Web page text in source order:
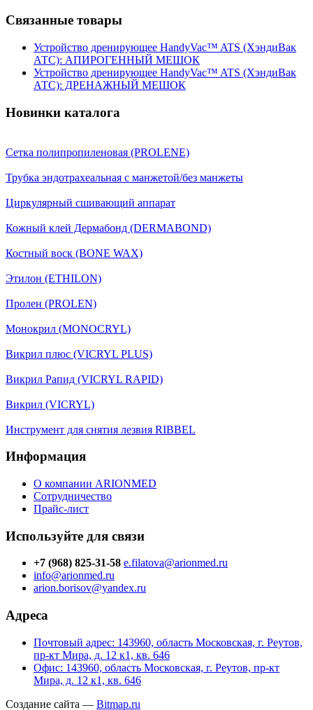
Связанные товары
Устройство дренирующее HandyVac™ ATS (ХэндиВак
АТС): АПИРОГЕННЫЙ МЕШОК
Устройство дренирующее HandyVac™ ATS (ХэндиВак
АТС): ДРЕНАЖНЫЙ МЕШОК
Новинки каталога
Сетка полипропиленовая (PROLENE)
Трубка эндотрахеальная с манжетой/без манжеты
Циркулярный сшивающий аппарат
Кожный клей Дермабонд (DERMABOND)
Костный воск (BONE WAX)
Этилон (ETHILON)
Пролен (PROLEN)
Монокрил (MONOCRYL)
Викрил плюс (VICRYL PLUS)
Викрил Рапид (VICRYL RAPID)
Викрил (VICRYL)
Инструмент для снятия лезвия RIBBEL
Информация
О компании ARIONMED
Сотрудничество
Прайс-лист
Используйте для связи
+7 (968) 825-31-58 e.filatova@arionmed.ru
info@arionmed.ru
arion.borisov@yandex.ru
Адреса
Почтовый адрес: 143960, область Московская, г. Реутов,
пр-кт Мира, д. 12 к1, кв. 646
Офис: 143960, область Московская, г. Реутов, пр-кт
Мира, д. 12 к1, кв. 646
Создание сайта — Bitmap.ru